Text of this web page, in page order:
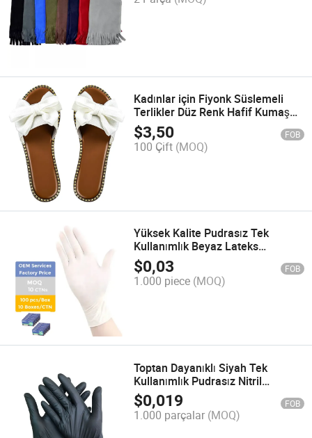
Kadınlar için Fiyonk Süslemeli
Terlikler Düz Renk Hafif Kumaş
Düz Terlikler
$3,50 FOB
100 Çift (MOQ)
Yüksek Kalite Pudrasız Tek
Kullanımlık Beyaz Lateks
Güvenlik Eldivenleri
$0,03 FOB
1.000 piece (MOQ)
Toptan Dayanıklı Siyah Tek
Kullanımlık Pudrasız Nitril
Eldivenler
$0,019 FOB
1.000 parçalar (MOQ)